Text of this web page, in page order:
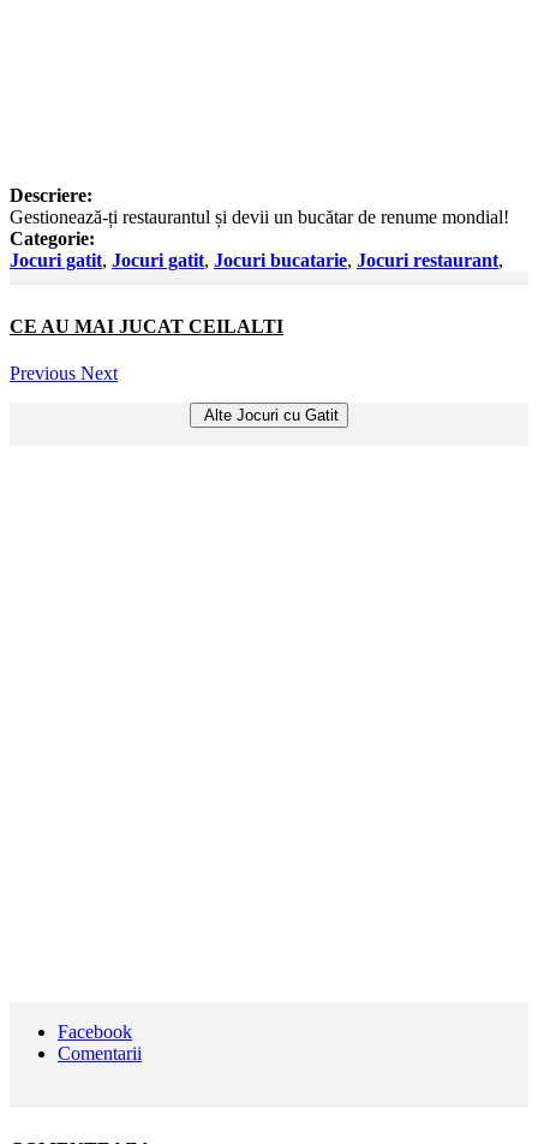
Descriere:
Gestionează-ți restaurantul și devii un bucătar de renume mondial!
Categorie:
Jocuri gatit, Jocuri gatit, Jocuri bucatarie, Jocuri restaurant,
CE AU MAI JUCAT CEILALTI
Previous Next
Alte Jocuri cu Gatit
Facebook
Comentarii